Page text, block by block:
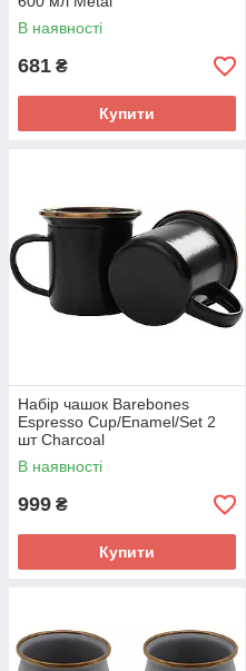
В наявності
681 ₴
Купити
Набір чашок Barebones
Espresso Cup/Enamel/Set 2
шт Charcoal
В наявності
999 ₴
Купити